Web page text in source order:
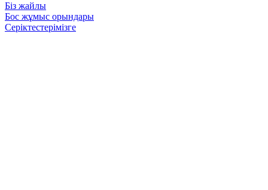
Біз жайлы
Бос жұмыс орындары
Серіктестерімізге